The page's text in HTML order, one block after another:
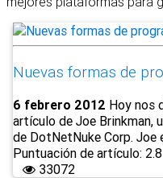
Nuevas formas de
6 febrero 2012 Hoy nos
artículo de Joe Brinkman,
de DotNetNuke Corp. Joe
Puntuación de artículo: 2.8
33072